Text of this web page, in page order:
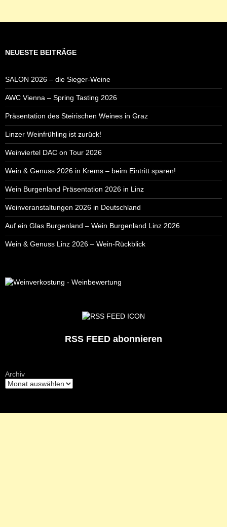
NEUESTE BEITRÄGE
SALON 2026 – die Sieger-Weine
AWC Vienna – Spring Tasting 2026
Präsentation des Steirischen Weines in Graz
Linzer Weinfrühling ist zurück!
Weinviertel DAC on Tour 2026
Wein & Genuss 2026 in Krems – beim Eintritt sparen!
Wein Burgenland Präsentation 2026 in Linz
Weinveranstaltungen 2026 in Deutschland
Auf ein Glas Burgenland – Wein Burgenland Linz 2026
Wein & Genuss Linz 2026 – Wein-Rückblick
RSS FEED abonnieren
Archiv